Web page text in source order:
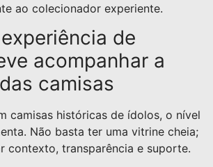
ao colecionador experiente.
de
acompanhar a
camisas
camisas históricas de ídolos, o nível
Não basta ter uma vitrine cheia;
contexto, transparência e suporte.